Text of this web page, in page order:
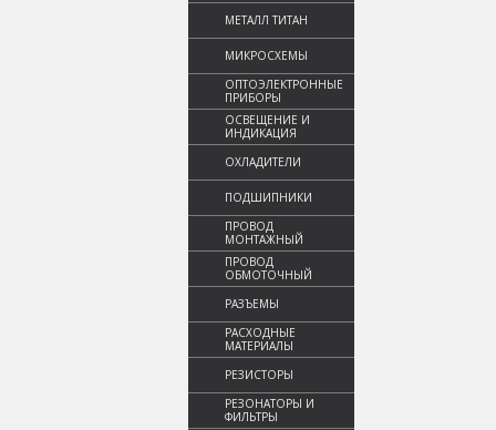
МЕТАЛЛ ТИТАН
МИКРОСХЕМЫ
ОПТОЭЛЕКТРОННЫЕ
ПРИБОРЫ
ОСВЕЩЕНИЕ И
ИНДИКАЦИЯ
ОХЛАДИТЕЛИ
ПОДШИПНИКИ
ПРОВОД
МОНТАЖНЫЙ
ПРОВОД
ОБМОТОЧНЫЙ
РАЗЪЕМЫ
РАСХОДНЫЕ
МАТЕРИАЛЫ
РЕЗИСТОРЫ
РЕЗОНАТОРЫ И
ФИЛЬТРЫ